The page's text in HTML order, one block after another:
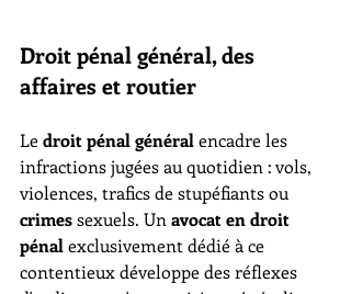
Droit pénal général, des
affaires et routier
Le droit pénal général encadre les
infractions jugées au quotidien : vols,
violences, trafics de stupéfiants ou
crimes sexuels. Un avocat en droit
pénal exclusivement dédié à ce
contentieux développe des réflexes